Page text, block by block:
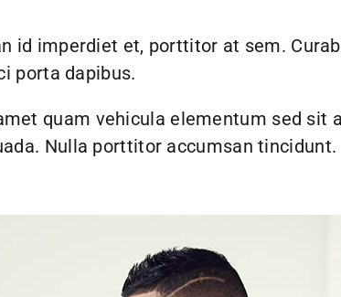
id imperdiet et, porttitor at sem.
porta dapibus.
quam vehicula elementum sed sit
Nulla porttitor accumsan tincidunt.